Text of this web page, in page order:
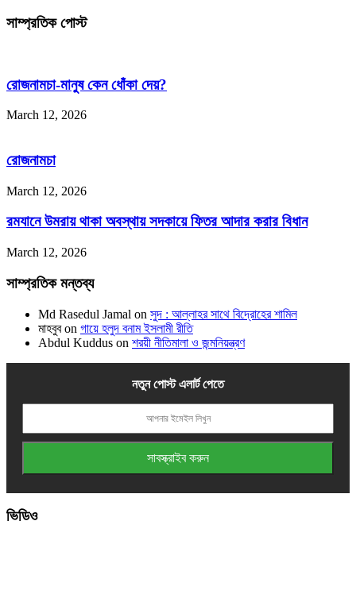
সাম্প্রতিক পোস্ট
রোজনামচা-মানুষ কেন ধোঁকা দেয়?
March 12, 2026
রোজনামচা
March 12, 2026
রমযানে উমরায় থাকা অবস্থায় সদকায়ে ফিতর আদার করার বিধান
March 12, 2026
সাম্প্রতিক মন্তব্য
Md Rasedul Jamal on সুদ : আল্লাহর সাথে বিদ্রোহের শামিল
মাহবুবon গায়ে হলুদ বনাম ইসলামী রীতি
Abdul Kuddus on শরয়ী নীতিমালা ও জন্মনিয়ন্ত্রণ
নতুন পোস্ট এলার্ট পেতে
ভিডিও